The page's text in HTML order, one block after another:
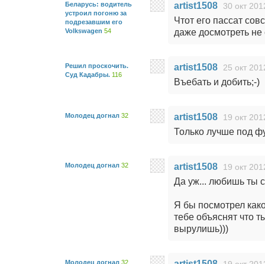
Беларусь: водитель
устроил погоню за
подрезавшим его
Volkswagen 54
artist1508 30 окт
Чтот его пассат
даже досмотреть
Решил проскочить.
Суд Кадабры. 116
artist1508 25 окт
Въебать и добить;-)
Молодец догнал 32 artist1508 19 окт
Только лучше под
Молодец догнал 32 artist1508 19 окт
Да уж... любишь ты
Я бы посмотрел
тебе объяснят что
вырулишь)))
Молодец догнал 32